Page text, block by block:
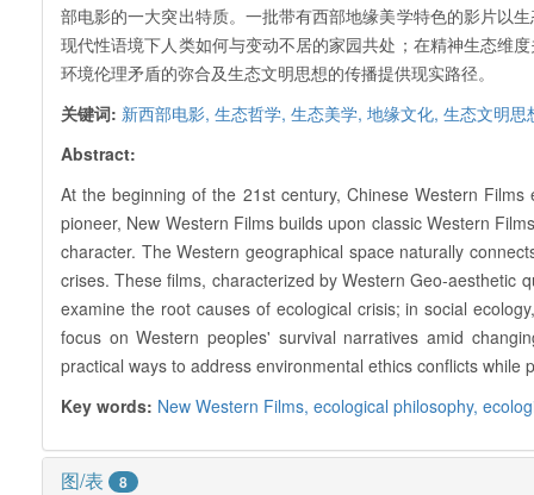
部电影的一大突出特质。一批带有西部地缘美学特色的影片以
现代性语境下人类如何与变动不居的家园共处；在精神生态维
环境伦理矛盾的弥合及生态文明思想的传播提供现实路径。
关键词: 新西部电影, 生态哲学, 生态美学, 地缘文化, 生态文明思
Abstract:
At the beginning of the 21st century, Chinese Western
pioneer, New Western Films builds upon classic Western
character. The Western geographical space naturally
crises. These films, characterized by Western Geo-aesthetic
examine the root causes of ecological crisis; in social
focus on Western peoples' survival narratives amid
practical ways to address environmental ethics conflicts while
Key words: New Western Films, ecological philosophy,
图/表 8